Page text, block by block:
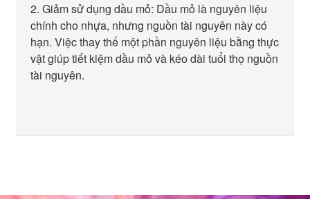
2. Giảm sử dụng dầu mỏ: Dầu mỏ là nguyên liệu
chính cho nhựa, nhưng nguồn tài nguyên này có
hạn. Việc thay thế một phần nguyên liệu bằng thực
vật giúp tiết kiệm dầu mỏ và kéo dài tuổi thọ nguồn
tài nguyên.